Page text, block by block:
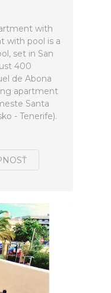
with
with pool is a
set in San
400
de Abona
apartment
Santa
- Tenerife).